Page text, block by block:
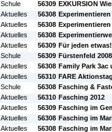
Schule 56309 EXKURSION
Aktuelles 56308
Aktuelles 56308
Aktuelles 56308
Aktuelles 56309 Für jeden etwas!
Schule 56309 Fürstenfeld 2008
Aktuelles 56308 Family Park 3ac
Aktuelles 56310 FARE
Schule 56308 Fasching &
Aktuelles 56310 Fasching 2012
Aktuelles 56309 Fasching im
Aktuelles 56308 Fasching im
Aktuelles 56308 Fasching im